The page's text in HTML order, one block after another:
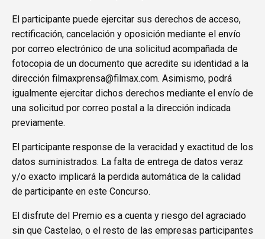
El participante puede ejercitar sus derechos de acceso,
rectificación, cancelación y oposición mediante el envío
por correo electrónico de una solicitud acompañada de
fotocopia de un documento que acredite su identidad a la
dirección filmaxprensa@filmax.com. Asimismo, podrá
igualmente ejercitar dichos derechos mediante el envío de
una solicitud por correo postal a la dirección indicada
previamente.
El participante response de la veracidad y exactitud de los
datos suministrados. La falta de entrega de datos veraz
y/o exacto implicará la perdida automática de la calidad
de participante en este Concurso.
El disfrute del Premio es a cuenta y riesgo del agraciado
sin que Castelao, o el resto de las empresas participantes